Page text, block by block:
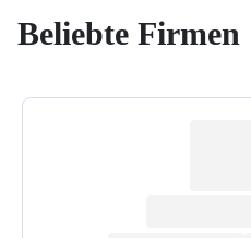
Beliebte Firmen